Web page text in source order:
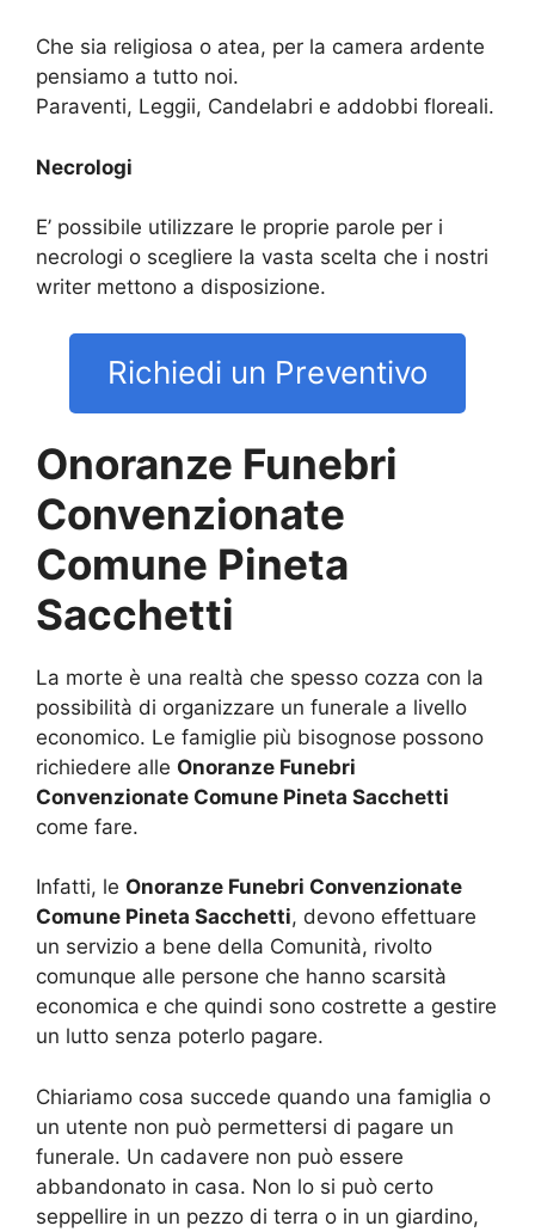
Che sia religiosa o atea, per la camera ardente
pensiamo a tutto noi.
Paraventi, Leggii, Candelabri e addobbi floreali.
Necrologi
E’ possibile utilizzare le proprie parole per i
necrologi o scegliere la vasta scelta che i nostri
writer mettono a disposizione.
Richiedi un Preventivo
Onoranze Funebri
Convenzionate
Comune Pineta
Sacchetti
La morte è una realtà che spesso cozza con la
possibilità di organizzare un funerale a livello
economico. Le famiglie più bisognose possono
richiedere alle Onoranze Funebri
Convenzionate Comune Pineta Sacchetti
come fare.
Infatti, le Onoranze Funebri Convenzionate
Comune Pineta Sacchetti, devono effettuare
un servizio a bene della Comunità, rivolto
comunque alle persone che hanno scarsità
economica e che quindi sono costrette a gestire
un lutto senza poterlo pagare.
Chiariamo cosa succede quando una famiglia o
un utente non può permettersi di pagare un
funerale. Un cadavere non può essere
abbandonato in casa. Non lo si può certo
seppellire in un pezzo di terra o in un giardino,